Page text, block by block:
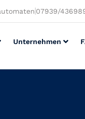
07939/
Unternehmen